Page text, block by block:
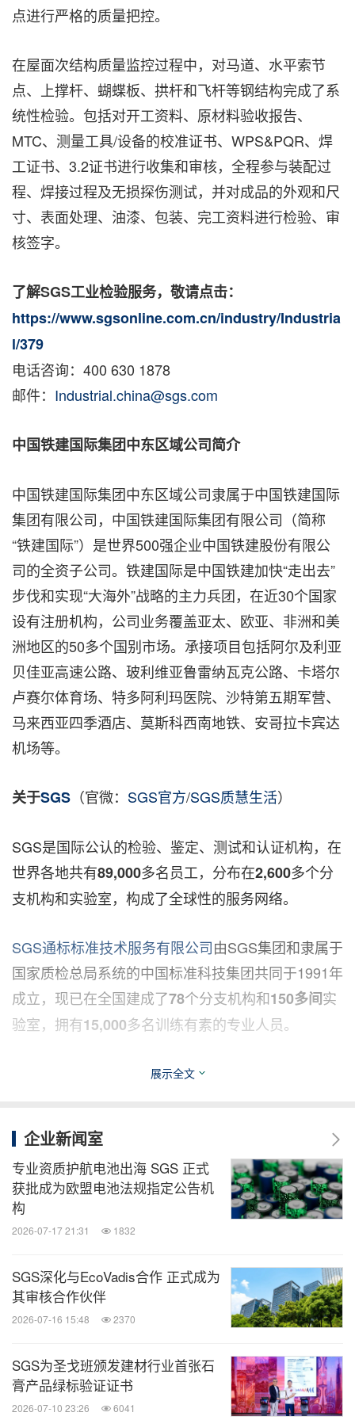
点进行严格的质量把控。
在屋面次结构质量监控过程中，对马道、水平索节
点、上撑杆、蝴蝶板、拱杆和飞杆等钢结构完成了系
统性检验。包括对开工资料、原材料验收报告、
MTC、测量工具/设备的校准证书、WPS&PQR、焊
工证书、3.2证书进行收集和审核，全程参与装配过
程、焊接过程及无损探伤测试，并对成品的外观和尺
寸、表面处理、油漆、包装、完工资料进行检验、审
核签字。
了解SGS工业检验服务，敬请点击：
https://www.sgsonline.com.cn/industry/Industria
l/379
电话咨询：400 630 1878
邮件： Industrial.china@sgs.com
中国铁建国际集团中东区域公司简介
中国铁建国际集团中东区域公司隶属于中国铁建国际
集团有限公司，中国铁建国际集团有限公司（简称
“铁建国际”）是世界500强企业中国铁建股份有限公
司的全资子公司。铁建国际是中国铁建加快“走出去”
步伐和实现“大海外”战略的主力兵团，在近30个国家
设有注册机构，公司业务覆盖亚太、欧亚、非洲和美
洲地区的50多个国别市场。承接项目包括阿尔及利亚
贝佳亚高速公路、玻利维亚鲁雷纳瓦克公路、卡塔尔
卢赛尔体育场、特多阿利玛医院、沙特第五期军营、
马来西亚四季酒店、莫斯科西南地铁、安哥拉卡宾达
机场等。
关于SGS （官微： SGS官方/SGS质慧生活）
SGS是国际公认的检验、鉴定、测试和认证机构，在
世界各地共有89,000多名员工，分布在2,600多个分
支机构和实验室，构成了全球性的服务网络。
SGS通标标准技术服务有限公司由SGS集团和隶属于
国家质检总局系统的中国标准科技集团共同于1991年
成立，现已在全国建成了78个分支机构和150多间实
验室，拥有15,000多名训练有素的专业人员。
在中国，SGS的服务能力已全面覆盖到
气
、 农产食品、
化工
矿产、
多个行
业的供应链上下游。
SGS连续五年入选道琼斯可持续发展指数，第二年入
球2000强，位列1151位，居全球第三方检测认证机
构(TIC)首位。在中国，自2007年起SGS连续荣膺中
国外贸企业最受信赖的检测认证机构榜首，八年蝉联
中国100典范雇主殊荣，2018年获得亚洲最佳企业雇
主奖，2019年评选为大学生喜爱雇主。
展示全文
企业新闻室
专业资质护航电池出海 SGS 正式
获批成为欧盟电池法规指定公告机
构
2026-07-17 21:31 1832
SGS深化与EcoVadis合作 正式成为
其审核合作伙伴
2026-07-16 15:48 2370
SGS为圣戈班颁发建材行业首张石
膏产品绿标验证证书
2026-07-10 23:26 6041